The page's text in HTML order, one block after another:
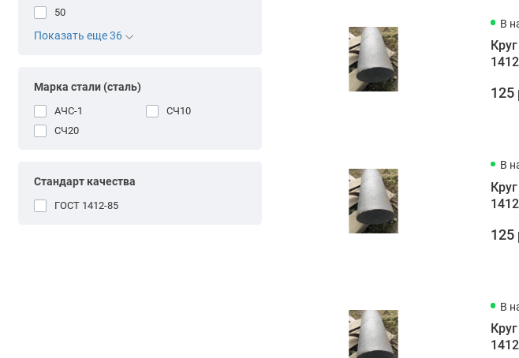
50
Показать еще 36
Марка стали (сталь)
АЧС-1
СЧ10
СЧ20
Стандарт качества
ГОСТ 1412-85
В
125
В
125
В